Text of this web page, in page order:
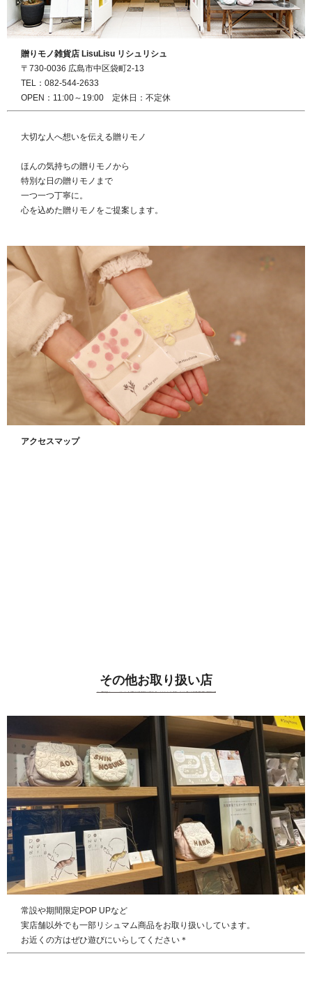
贈りモノ雑貨店 LisuLisu リシュリシュ
〒730-0036 広島市中区袋町2-13
TEL：082-544-2633
OPEN：11:00～19:00 定休日：不定休
大切な人へ想いを伝える贈りモノ
ほんの気持ちの贈りモノから
特別な日の贈りモノまで
一つ一つ丁寧に。
心を込めた贈りモノをご提案します。
アクセスマップ
その他お取り扱い店
常設や期間限定POP UPなど
実店舗以外でも一部リシュマム商品をお取り扱いしています。
お近くの方はぜひ遊びにいらしてください＊